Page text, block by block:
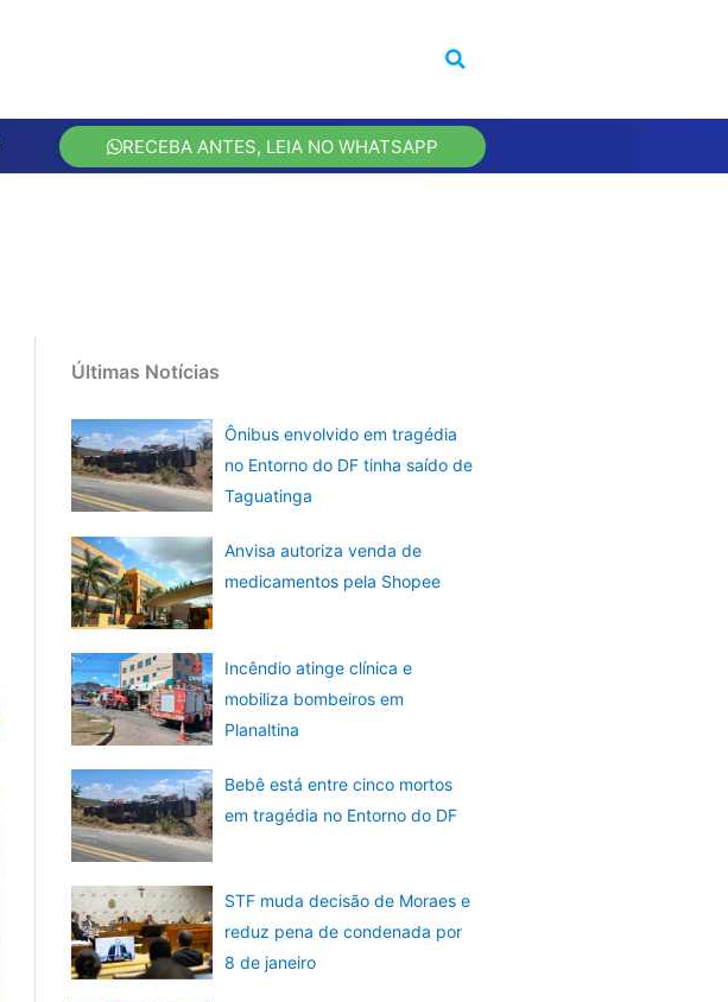
RECEBA ANTES, LEIA NO WHATSAPP
Últimas Notícias
Ônibus envolvido em tragédia
no Entorno do DF tinha saído de
Taguatinga
Anvisa autoriza venda de
medicamentos pela Shopee
Incêndio atinge clínica e
mobiliza bombeiros em
Planaltina
Bebê está entre cinco mortos
em tragédia no Entorno do DF
STF muda decisão de Moraes e
reduz pena de condenada por
8 de janeiro